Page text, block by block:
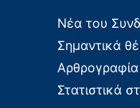
Νέα του
Σημαντικά
Αρθρογραφία
Στατιστικά